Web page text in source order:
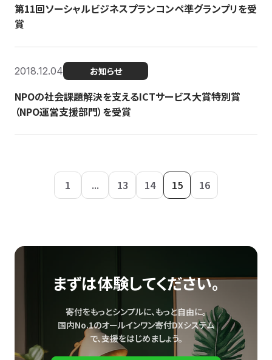
第11回ソーシャルビジネスプランコンペ準グランプリを受
賞
2018.12.04 お知らせ
NPOの社会課題解決を支えるICTサービス大賞特別賞
（NPO運営支援部門）を受賞
1 ... 13 14 15 16
まずは体験してください。
寄付をもっとシンプルに、もっと自由に。
国内No.1のオールインワン寄付DXシステム
で、支援をはじめましょう。